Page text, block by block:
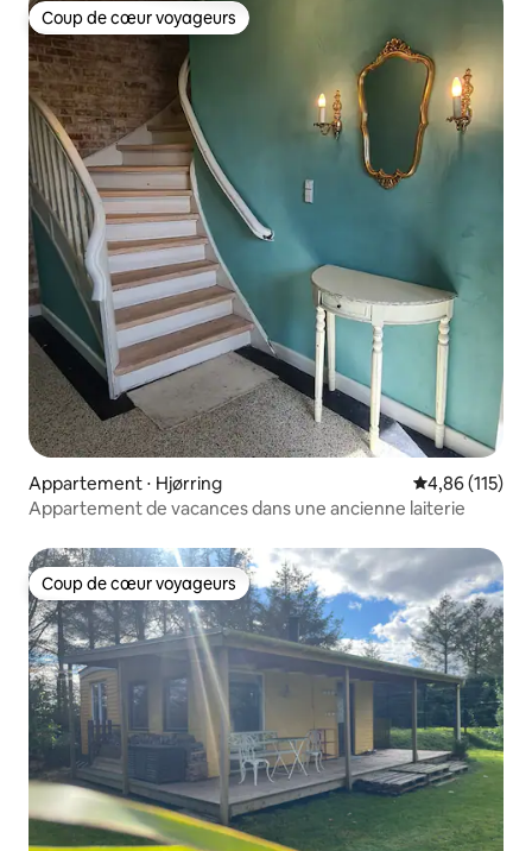
Coup de cœur voyageurs
Coup de cœur voyageurs
Appartement ⋅ Hjørring Évaluation
4,86 (115)
Appartement de vacances dans une ancienne laiterie
Coup de cœur voyageurs
Coup de cœur voyageurs